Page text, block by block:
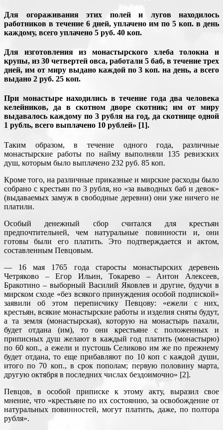
Для огораживания этих полей и лугов находилось
работников в течение 6 дней, уплачено им по 5 коп. в день
каждому, всего уплачено 5 руб. 40 коп.
Для изготовления из монастырского хлеба толокна и
крупы, из 30 четвертей овса, работали 5 баб, в течение трех
дней, им от миру выдано каждой по 3 коп. на день, а всего
выдано 2 руб. 25 коп.
При монастыре находились в течение года два человека
келейников, да в скотном дворе скотник; им от миру
выдавалось каждому по 3 рубля на год, да скотнице одной
1 рубль, всего выплачено 10 рублей» [1].
Таким образом, в течение одного года, различные
монастырские работы по найму выполняли 135 ревизских
душ, которым было выплачено 232 руб. 85 коп.
Кроме того, на различные приказные и мирские расходы было
собрано с крестьян по 3 рубля, но «за выводных баб и девок»
(выдаваемых замуж в свободные деревни) они уже ничего не
платили.
Особый денежный сбор считался для крестьян
предпочтительней, чем натуральные повинности и, они
готовы были его платить. Это подтверждается и актом,
составленным Певцовым.
— 16 мая 1765 года старосты монастырских деревень
Четряково – Егор Ильин, Токарево – Антон Алексеев,
Бракотино – выборный Василий Яковлев и другие, будучи в
мирском сходе «без всякого принуждения особой подпиской»
заявили об этом переписчику Певцову: «ежели с них,
крестьян, всякие монастырские работы и изделия сняты будут,
а та земля (монастырская), которую на монастырь пахали,
будет отдана (им), то они крестьяне с положенных и
приписных душ желают в каждый год платить (монастырю)
по 60 коп., а ежели и пустошь Селиково им же по прежнему
будет отдана, то еще прибавляют по 10 коп с каждой души,
итого по 70 коп., в срок пополам; первую половину марта,
другую октября в последних числах бездоимочно» [2].
Певцов, в особой приписке к этому акту, выразил свое
мнение, что «крестьяне по их состоянию, за освобождение от
натуральных повинностей, могут платить, даже, по полтора
рубля».